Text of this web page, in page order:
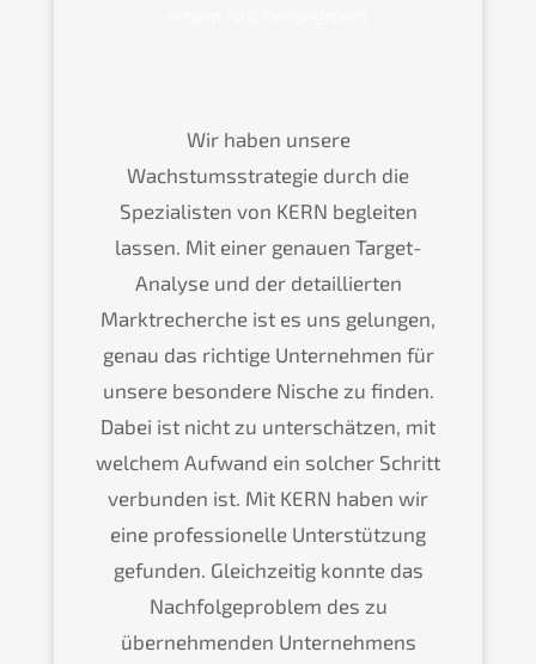
Wir haben unsere
Wachstumsstrategie durch die
Spezialisten von KERN begleiten
lassen. Mit einer genauen Target-
Analyse und der detaillierten
Marktrecherche ist es uns gelungen,
genau das richtige Unternehmen für
unsere besondere Nische zu finden.
Dabei ist nicht zu unterschätzen, mit
welchem Aufwand ein solcher Schritt
verbunden ist. Mit KERN haben wir
eine professionelle Unterstützung
gefunden. Gleichzeitig konnte das
Nachfolgeproblem des zu
übernehmenden Unternehmens